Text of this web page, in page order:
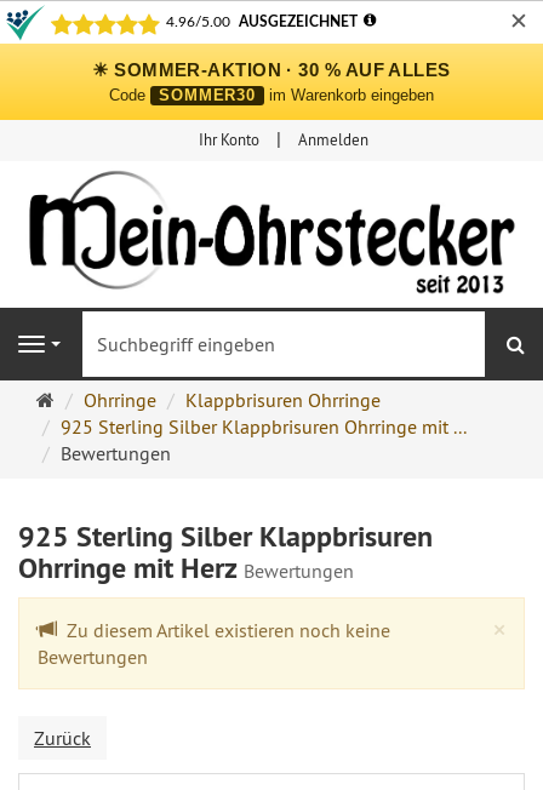
✕
☀ SOMMER-AKTION · 30 % AUF ALLES
Code SOMMER30 im Warenkorb eingeben
Ihr Konto Anmelden
Navigation
Ohrringe
Ohrstecker
Onlineshop
Ohrringe
Klappbrisuren Ohrringe
925 Sterling Silber Klappbrisuren Ohrringe mit ...
Bewertungen
925 Sterling Silber Klappbrisuren
Ohrringe mit Herz Bewertungen
×
Zu diesem Artikel existieren noch keine
Bewertungen
Zurück